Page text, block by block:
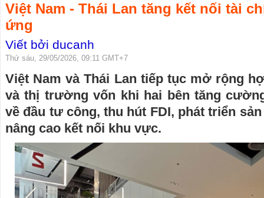
Việt Nam - Thái Lan tăng kết nối tài
ứng
Viết bởi ducanh
Thứ sáu, 29/05/2026, 09:11 GMT+7
Việt Nam và Thái Lan tiếp tục mở rộng
và thị trường vốn khi hai bên tăng
về đầu tư công, thu hút FDI, phát triển
nâng cao kết nối khu vực.